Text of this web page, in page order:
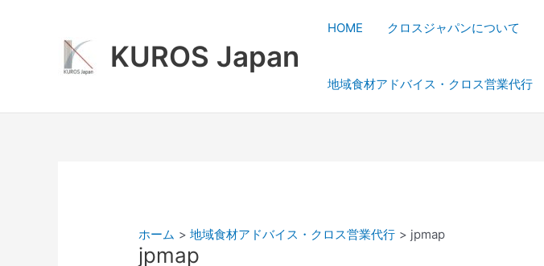
KUROS Japan
HOME クロスジャパンについて
地域食材アドバイス・クロス営業代行
ホーム 地域食材アドバイス・クロス営業代行 jpmap
jpmap